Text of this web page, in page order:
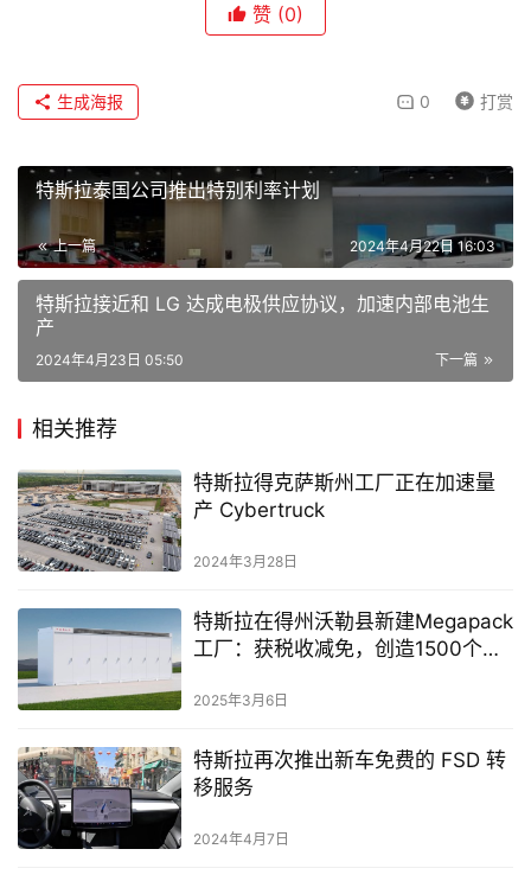
赞 (0)
0 打赏
生成海报
特斯拉泰国公司推出特别利率计划
上一篇 2024年4月22日 16:03
特斯拉接近和 LG 达成电极供应协议，加速内部电池生
产
下一篇
2024年4月23日 05:50
相关推荐
特斯拉得克萨斯州工厂正在加速量
产 Cybertruck
2024年3月28日
特斯拉在得州沃勒县新建Megapack
工厂：获税收减免，创造1500个就
2025年3月6日
特斯拉再次推出新车免费的 FSD 转
移服务
2024年4月7日